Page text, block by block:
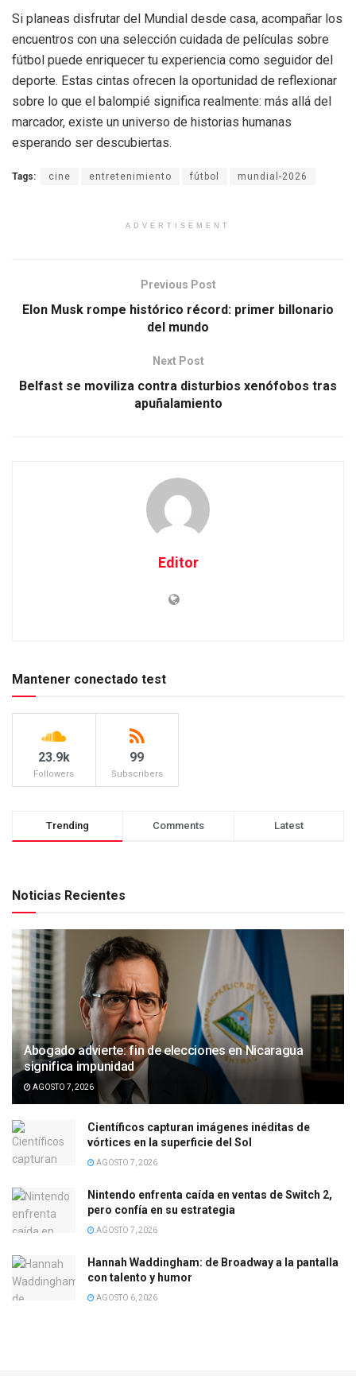
Si planeas disfrutar del Mundial desde casa, acompañar los
encuentros con una selección cuidada de películas sobre
fútbol puede enriquecer tu experiencia como seguidor del
deporte. Estas cintas ofrecen la oportunidad de reflexionar
sobre lo que el balompié significa realmente: más allá del
marcador, existe un universo de historias humanas
esperando ser descubiertas.
Tags: cine entretenimiento fútbol mundial-2026
ADVERTISEMENT
Previous Post
Elon Musk rompe histórico récord: primer billonario
del mundo
Next Post
Belfast se moviliza contra disturbios xenófobos tras
apuñalamiento
Editor
Mantener conectado test
23.9k
Followers
99
Subscribers
Trending Comments Latest
Noticias Recientes
Abogado advierte: fin de elecciones en Nicaragua
significa impunidad
AGOSTO 7, 2026
Científicos capturan imágenes inéditas de
vórtices en la superficie del Sol
AGOSTO 7, 2026
Nintendo enfrenta caída en ventas de Switch 2,
pero confía en su estrategia
AGOSTO 7, 2026
Hannah Waddingham: de Broadway a la pantalla
con talento y humor
AGOSTO 6, 2026